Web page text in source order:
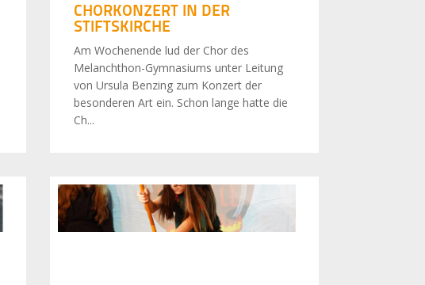
CHORKONZERT IN DER
STIFTSKIRCHE
Am Wochenende lud der Chor des
Melanchthon-Gymnasiums unter Leitung
von Ursula Benzing zum Konzert der
besonderen Art ein. Schon lange hatte die
Ch...